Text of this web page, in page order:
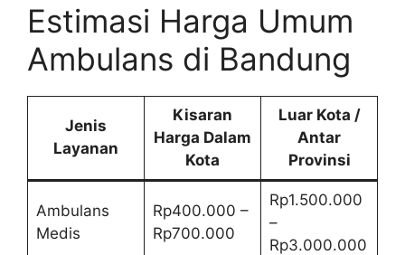
Estimasi Harga Umum
Ambulans di Bandung
Jenis
Layanan
Kisaran
Harga Dalam
Kota
Luar Kota /
Antar
Provinsi
Ambulans
Medis
Rp400.000 –
Rp700.000
Rp1.500.000
–
Rp3.000.000